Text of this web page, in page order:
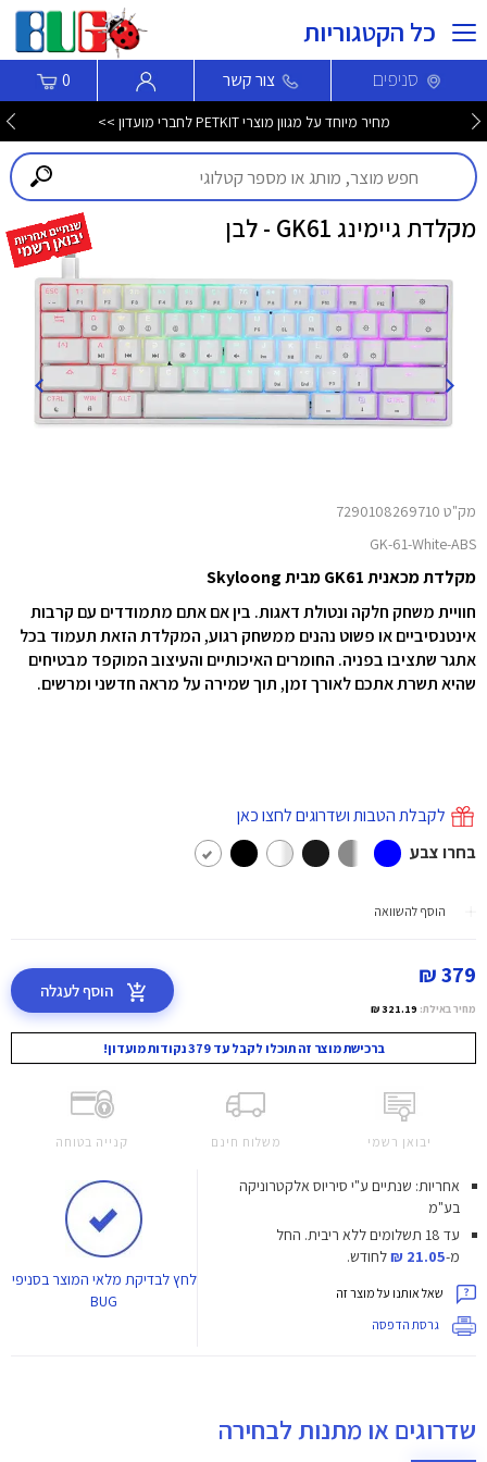
כל הקטגוריות
סניפים צור קשר 0
מחיר מיוחד על מגוון מוצרי PETKIT לחברי מועדון >>
מקלדת גיימינג GK61 - לבן
מק"ט 7290108269710
GK-61-White-ABS
מקלדת מכאנית GK61 מבית Skyloong
חוויית משחק חלקה ונטולת דאגות. בין אם אתם מתמודדים עם קרבות
אינטנסיביים או פשוט נהנים ממשחק רגוע, המקלדת הזאת תעמוד בכל
אתגר שתציבו בפניה. החומרים האיכותיים והעיצוב המוקפד מבטיחים
שהיא תשרת אתכם לאורך זמן, תוך שמירה על מראה חדשני ומרשים.
לקבלת הטבות ושדרוגים לחצו כאן
בחרו צבע
הוסף להשוואה
379 ₪
מחיר באילת: 321.19 ₪
הוסף לעגלה
ברכישת מוצר זה תוכלו לקבל עד 379 נקודות מועדון!
יבואן רשמי משלוח חינם קנייה בטוחה
אחריות: שנתיים ע"י סיריוס אלקטרוניקה
בע"מ
עד 18 תשלומים ללא ריבית.
החל
מ-21.05 ₪ לחודש.
שאל אותנו על מוצר זה
גרסת הדפסה
לחץלבדיקת מלאי המוצר בסניפי
BUG
שדרוגים או מתנות לבחירה